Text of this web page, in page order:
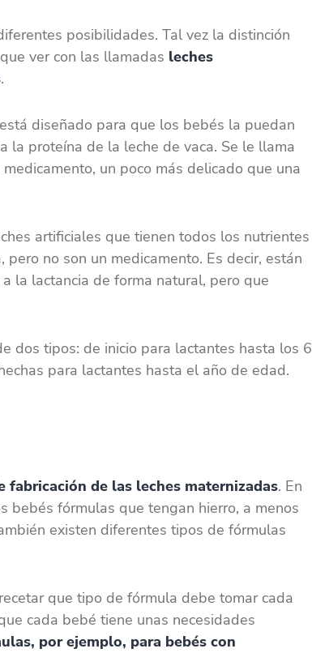
posibilidades. Tal vez la distinción
ver con las llamadas leches
.
diseñado para que los bebés la puedan
la proteína de la leche de vaca. Se le llama
un poco más delicado que una
artificiales que tienen todos los nutrientes
no son un medicamento. Es decir, están
la lactancia de forma natural, pero que
dos tipos: de inicio para lactantes hasta los 6
para lactantes hasta el año de edad.
fabricación de las leches maternizadas. En
bebés fórmulas que tengan hierro, a menos
existen diferentes tipos de fórmulas
que tipo de fórmula debe tomar cada
cada bebé tiene unas necesidades
por ejemplo, para bebés con